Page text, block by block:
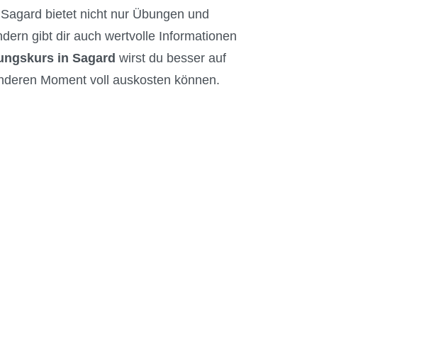
bietet nicht nur Übungen und
gibt dir auch wertvolle Informationen
in Sagard wirst du besser auf
Moment voll auskosten können.